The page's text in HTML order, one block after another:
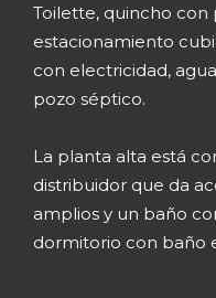
Toilette, quincho con
estacionamiento
con electricidad,
pozo séptico.
La planta alta está
distribuidor que da
amplios y un baño
dormitorio con baño